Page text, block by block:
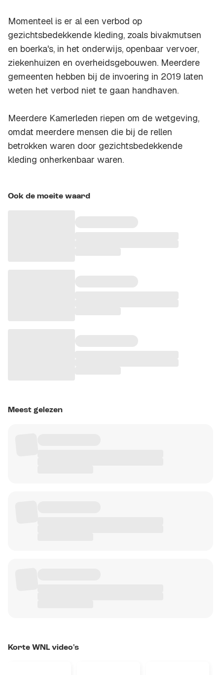
Momenteel is er al een verbod op
gezichtsbedekkende kleding, zoals bivakmutsen
en boerka's, in het onderwijs, openbaar vervoer,
ziekenhuizen en overheidsgebouwen. Meerdere
gemeenten hebben bij de invoering in 2019 laten
weten het verbod niet te gaan handhaven.
Meerdere Kamerleden riepen om de wetgeving,
omdat meerdere mensen die bij de rellen
betrokken waren door gezichtsbedekkende
kleding onherkenbaar waren.
Ook de moeite waard
Meest gelezen
Korte WNL video's